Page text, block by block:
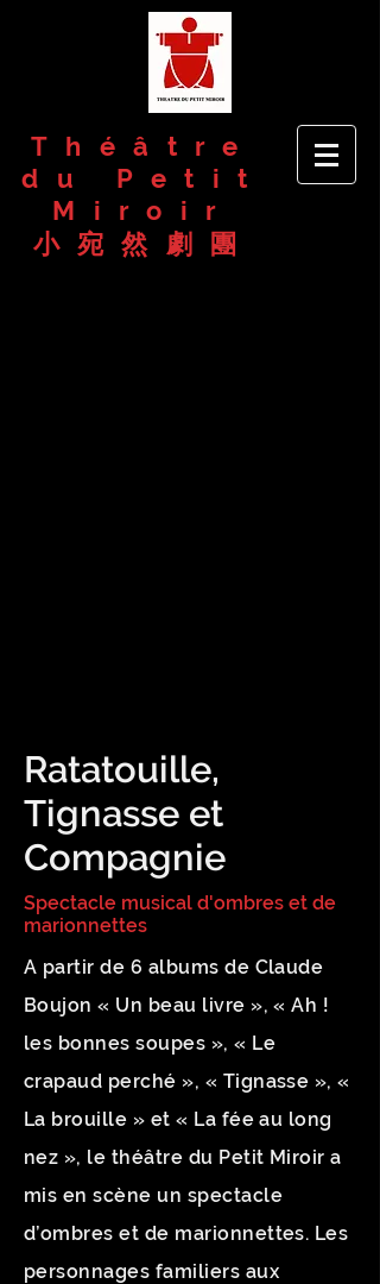
Théâtre
du Petit
Miroir
​小宛然劇團
Ratatouille,
Tignasse et
Compagnie
Spectacle musical d'ombres et de
marionnettes
A partir de 6 albums de Claude
Boujon « Un beau livre », « Ah !
les bonnes soupes », « Le
crapaud perché », « Tignasse », «
La brouille » et « La fée au long
nez », le théâtre du Petit Miroir a
mis en scène un spectacle
d’ombres et de marionnettes. Les
personnages familiers aux